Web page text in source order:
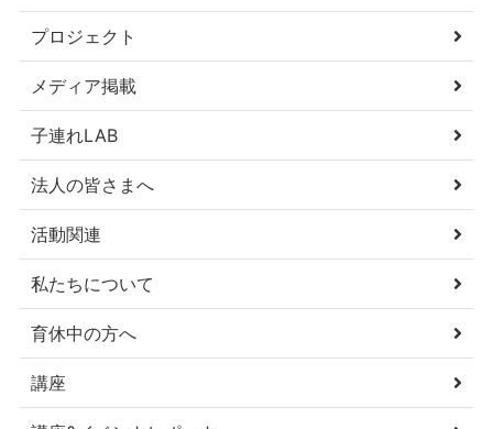
プロジェクト
メディア掲載
子連れLAB
法人の皆さまへ
活動関連
私たちについて
育休中の方へ
講座